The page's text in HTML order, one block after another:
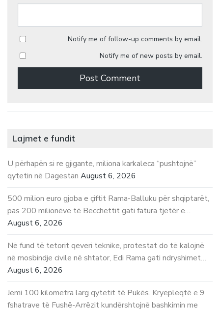
Notify me of follow-up comments by email.
Notify me of new posts by email.
Lajmet e fundit
U përhapën si re gjigante, miliona karkaleca “pushtojnë”
qytetin në Dagestan August 6, 2026
500 milion euro gjoba e çiftit Rama-Balluku për shqiptarët,
pas 200 milionëve të Becchettit gati fatura tjetër e…
August 6, 2026
Në fund të tetorit qeveri teknike, protestat do të kalojnë
në mosbindje civile në shtator, Edi Rama gati ndryshimet…
August 6, 2026
Jemi 100 kilometra larg qytetit të Pukës. Kryepleqtë e 9
fshatrave të Fushë-Arrëzit kundërshtojnë bashkimin me